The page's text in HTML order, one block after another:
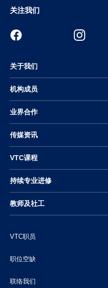
关注我们
关于我们
机构成员
业界合作
传媒资讯
VTC课程
持续专业进修
教师及社工
VTC职员
职位空缺
联络我们